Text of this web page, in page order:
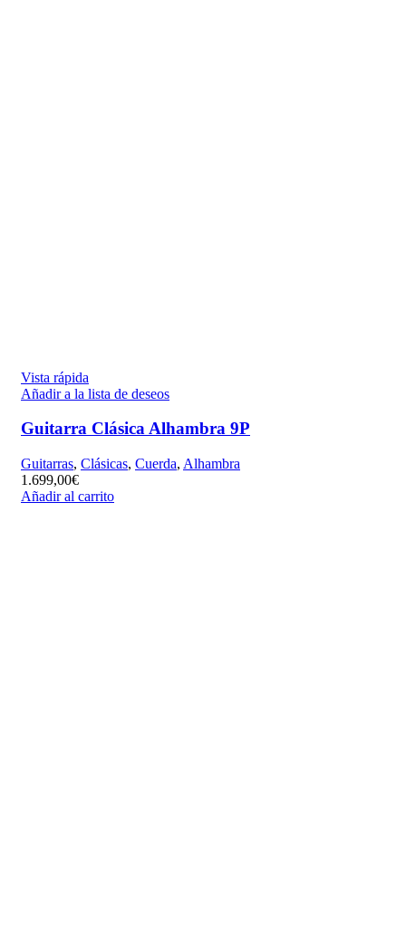
Vista rápida
Añadir a la lista de deseos
Guitarra Clásica Alhambra 9P
Guitarras, Clásicas, Cuerda, Alhambra
1.699,00€
Añadir al carrito